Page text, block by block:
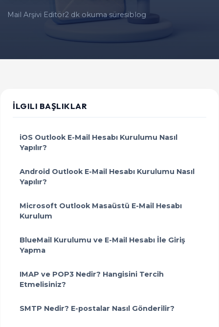
Mail Arşivi Editör2 dk okuma süresiblog
İLGILI BAŞLIKLAR
iOS Outlook E-Mail Hesabı Kurulumu Nasıl
Yapılır?
Android Outlook E-Mail Hesabı Kurulumu Nasıl
Yapılır?
Microsoft Outlook Masaüstü E-Mail Hesabı
Kurulum
BlueMail Kurulumu ve E-Mail Hesabı İle Giriş
Yapma
IMAP ve POP3 Nedir? Hangisini Tercih
Etmelisiniz?
SMTP Nedir? E-postalar Nasıl Gönderilir?